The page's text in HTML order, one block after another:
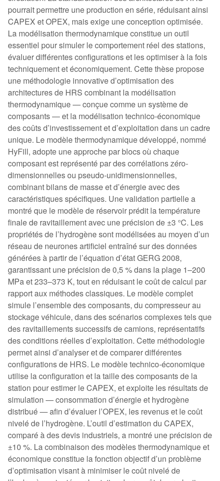
pourrait permettre une production en série, réduisant ainsi
CAPEX et OPEX, mais exige une conception optimisée.
La modélisation thermodynamique constitue un outil
essentiel pour simuler le comportement réel des stations,
évaluer différentes configurations et les optimiser à la fois
techniquement et économiquement. Cette thèse propose
une méthodologie innovative d’optimisation des
architectures de HRS combinant la modélisation
thermodynamique — conçue comme un système de
composants — et la modélisation technico-économique
des coûts d’investissement et d’exploitation dans un cadre
unique. Le modèle thermodynamique développé, nommé
HyFill, adopte une approche par blocs où chaque
composant est représenté par des corrélations zéro-
dimensionnelles ou pseudo-unidimensionnelles,
combinant bilans de masse et d’énergie avec des
caractéristiques spécifiques. Une validation partielle a
montré que le modèle de réservoir prédit la température
finale de ravitaillement avec une précision de ±3 °C. Les
propriétés de l’hydrogène sont modélisées au moyen d’un
réseau de neurones artificiel entraîné sur des données
générées à partir de l’équation d’état GERG 2008,
garantissant une précision de 0,5 % dans la plage 1–200
MPa et 233–373 K, tout en réduisant le coût de calcul par
rapport aux méthodes classiques. Le modèle complet
simule l’ensemble des composants, du compresseur au
stockage véhicule, dans des scénarios complexes tels que
des ravitaillements successifs de camions, représentatifs
des conditions réelles d’exploitation. Cette méthodologie
permet ainsi d’analyser et de comparer différentes
configurations de HRS. Le modèle technico-économique
utilise la configuration et la taille des composants de la
station pour estimer le CAPEX, et exploite les résultats de
simulation — consommation d’énergie et hydrogène
distribué — afin d’évaluer l’OPEX, les revenus et le coût
nivelé de l’hydrogène. L’outil d’estimation du CAPEX,
comparé à des devis industriels, a montré une précision de
±10 %. La combinaison des modèles thermodynamique et
économique constitue la fonction objectif d’un problème
d’optimisation visant à minimiser le coût nivelé de